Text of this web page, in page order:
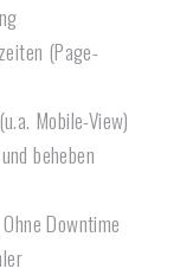
(Page-
Mobile-View)
beheben
Downtime